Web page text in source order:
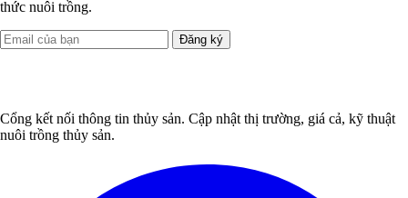
thức nuôi trồng.
Đăng ký
Cổng kết nối thông tin thủy sản. Cập nhật thị trường, giá cả, kỹ thuật
nuôi trồng thủy sản.